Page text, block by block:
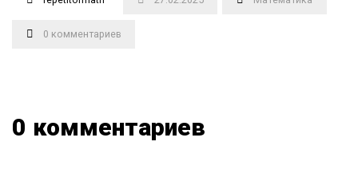
0 комментариев
0 комментариев